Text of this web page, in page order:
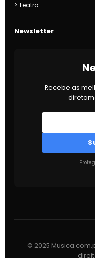
Teatro
Newsletter
Recebe as
© 2025